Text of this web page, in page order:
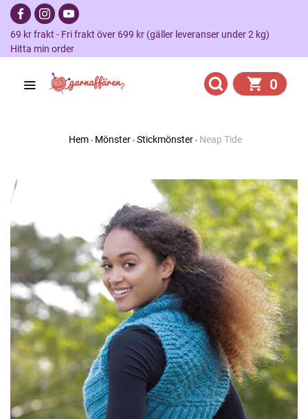
69 kr frakt - Fri frakt över 699 kr (gäller leveranser under 2 kg)
Hitta min order
0
Hem Mönster Stickmönster Neap Tide